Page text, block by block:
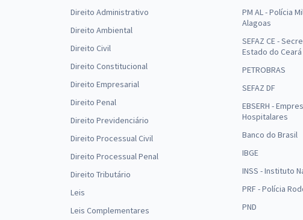
Direito Administrativo
Direito Ambiental
Direito Civil
Direito Constitucional
Direito Empresarial
Direito Penal
Direito Previdenciário
Direito Processual Civil
Direito Processual Penal
Direito Tributário
Leis
Leis Complementares
PM AL - Polícia
Alagoas
SEFAZ CE -
Estado do Ceará
PETROBRAS
SEFAZ DF
EBSERH -
Hospitalares
Banco do Brasil
IBGE
INSS - Instituto
PRF - Polícia
PND